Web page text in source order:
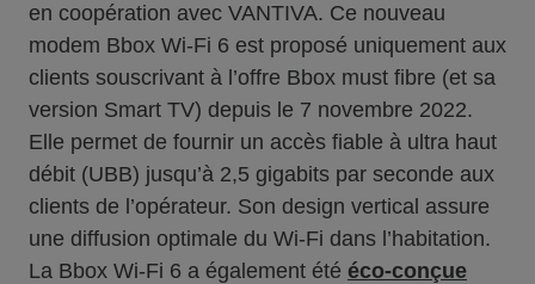
en coopération avec VANTIVA. Ce nouveau
modem Bbox Wi-Fi 6 est proposé uniquement aux
clients souscrivant à l’offre Bbox must fibre (et sa
version Smart TV) depuis le 7 novembre 2022.
Elle permet de fournir un accès fiable à ultra haut
débit (UBB) jusqu’à 2,5 gigabits par seconde aux
clients de l’opérateur. Son design vertical assure
une diffusion optimale du Wi-Fi dans l’habitation.
La Bbox Wi-Fi 6 a également été éco-conçue